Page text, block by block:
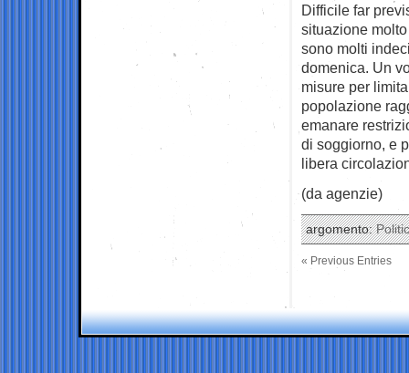
Difficile far
situazione
sono molti
domenica. Un
misure per
popolazione
emanare
di soggiorno, e
libera
(da agenzie)
argomento:
« Previous Entries